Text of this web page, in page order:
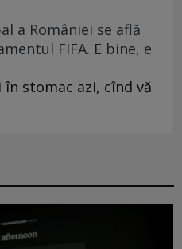
a României se află
FIFA. E bine, e
stomac azi, cînd vă